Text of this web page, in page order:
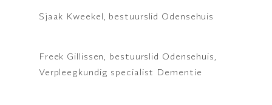
Sjaak Kweekel, bestuurslid Odensehuis
Freek Gillissen, bestuurslid Odensehuis,
Verpleegkundig specialist Dementie